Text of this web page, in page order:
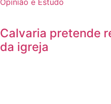
Opinião e Estudo
Calvaria pretende
da igreja